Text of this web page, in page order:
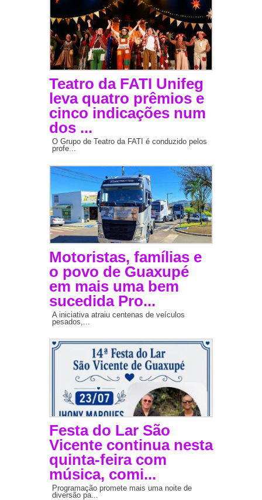
Teatro da FATI Unifeg
leva quatro prêmios e
cinco indicações num
dos ...
O Grupo de Teatro da FATI é conduzido pelos
profe...
Motoristas, famílias e
o povo de Guaxupé
em mais uma bem
sucedida Pro...
A iniciativa atraiu centenas de veículos
pesados,...
Festa do Lar São
Vicente continua nesta
quinta-feira com
música, comi...
Programação promete mais uma noite de
diversão pa...